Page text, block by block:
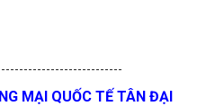
MẠI QUỐC TẾ TÂN ĐẠI